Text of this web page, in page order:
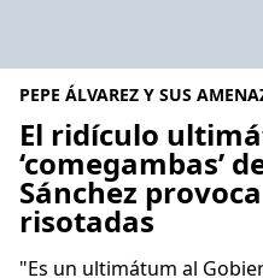
PEPE ÁLVAREZ Y SUS
El ridículo
‘comegambas’
Sánchez
risotadas
"Es un ultimátum al